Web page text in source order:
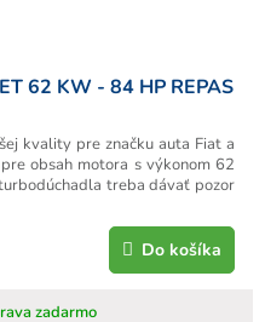
62 KW - 84 HP REPAS
zadarmo
Do košíka
kvality pre značku auta Fiat a
obsah motora s výkonom 62
treba dávať pozor